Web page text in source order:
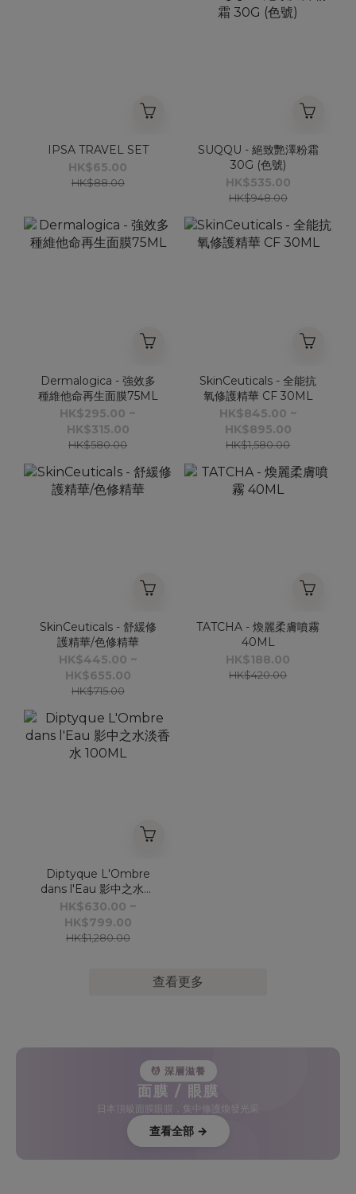
IPSA TRAVEL SET
HK$65.00
HK$88.00
SUQQU - 絕致艷澤粉霜
30G (色號)
HK$535.00
HK$948.00
Dermalogica - 強效多
種維他命再生面膜75ML
HK$295.00 ~
HK$315.00
HK$580.00
SkinCeuticals - 全能抗
氧修護精華 CF 30ML
HK$845.00 ~
HK$895.00
HK$1,580.00
SkinCeuticals - 舒緩修
護精華/色修精華
HK$445.00 ~
HK$655.00
HK$715.00
TATCHA - 煥麗柔膚噴霧
40ML
HK$188.00
HK$420.00
Diptyque L'Ombre
dans l'Eau 影中之水淡
香水 100ML
HK$630.00 ~
HK$799.00
HK$1,280.00
查看更多
💆 深層滋養
面膜 / 眼膜
日本頂級面膜眼膜，集中修護煥發光采
查看全部 →